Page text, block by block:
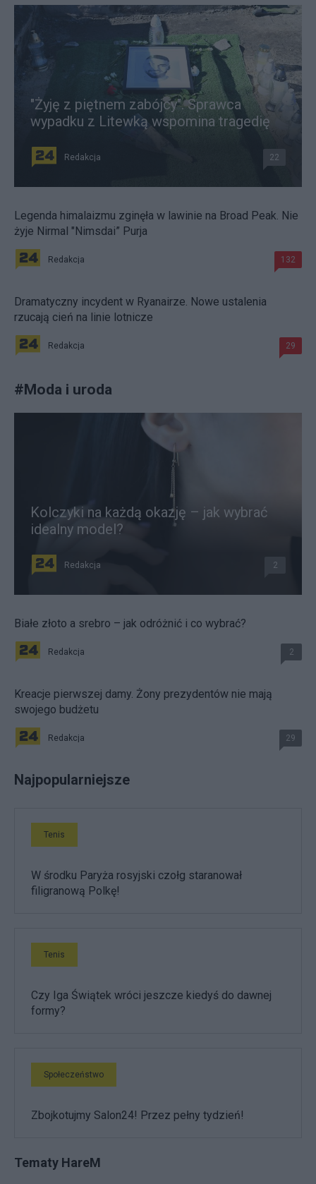
"Żyję z piętnem zabójcy". Sprawca
wypadku z Litewką wspomina tragedię
Redakcja 22
Legenda himalaizmu zginęła w lawinie na Broad Peak. Nie
żyje Nirmal "Nimsdai” Purja
Redakcja 132
Dramatyczny incydent w Ryanairze. Nowe ustalenia
rzucają cień na linie lotnicze
Redakcja 29
#Moda i uroda
Kolczyki na każdą okazję – jak wybrać
idealny model?
Redakcja 2
Białe złoto a srebro – jak odróżnić i co wybrać?
Redakcja 2
Kreacje pierwszej damy. Żony prezydentów nie mają
swojego budżetu
Redakcja 29
Najpopularniejsze
Tenis
W środku Paryża rosyjski czołg staranował
filigranową Polkę!
Tenis
Czy Iga Świątek wróci jeszcze kiedyś do dawnej
formy?
Społeczeństwo
Zbojkotujmy Salon24! Przez pełny tydzień!
Tematy HareM